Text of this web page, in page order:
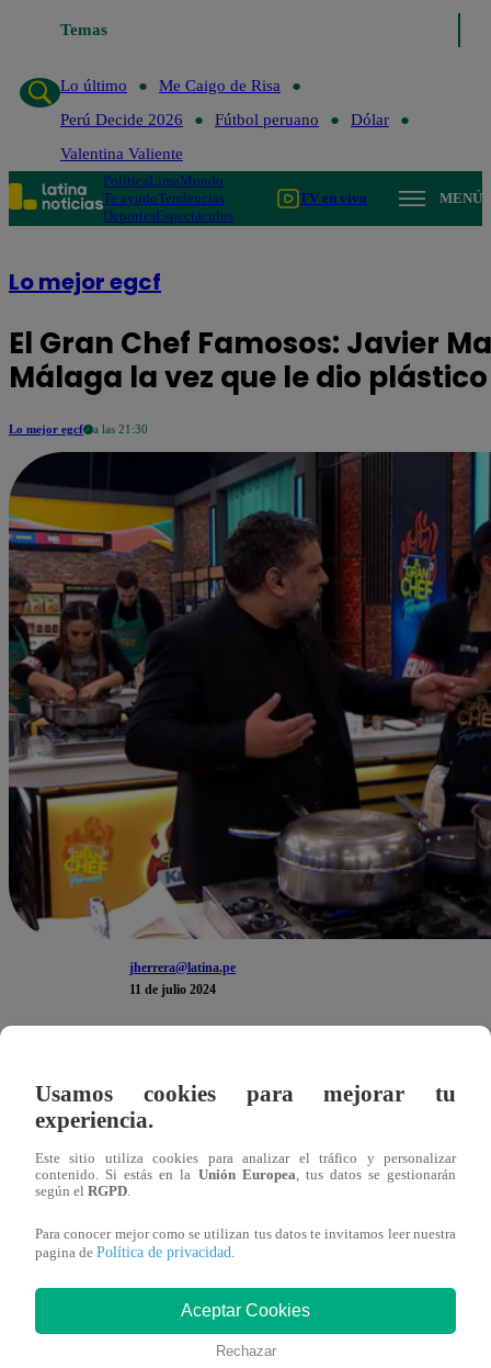
Temas
Lo último
Me Caigo de Risa
Perú Decide 2026
Fútbol peruano
Dólar
Valentina Valiente
PolíticaLimaMundo
Te ayudoTendencias
DeportesEspectáculos
TV en vivo MENÚ
Lo mejor egcf
El Gran Chef Famosos: Javier
Málaga la vez que le dio plástico
Lo mejor egcf a las 21:30
jherrera@latina.pe
11 de julio 2024
preparación. Se llevó una gran sorpresa cuando la
sea, ya terminaste…. ¿Qué estás haciendo entonces?”,
TE PUEDE INTERESAR | El Gran Chef
que hace una dupla espectacular con Natalia Málaga.
y recordó la vez que comió plástico:“Esta señora me
Usamos cookies para mejorar tu
experiencia.
Este sitio utiliza cookies para analizar el tráfico y personalizar
contenido. Si estás en la Unión Europea , tus datos se gestionarán
según el RGPD
Para conocer mejor como se utilizan tus datos te invitamos leer nuestra
pagina de Política de privacidad
Aceptar Cookies
Rechazar